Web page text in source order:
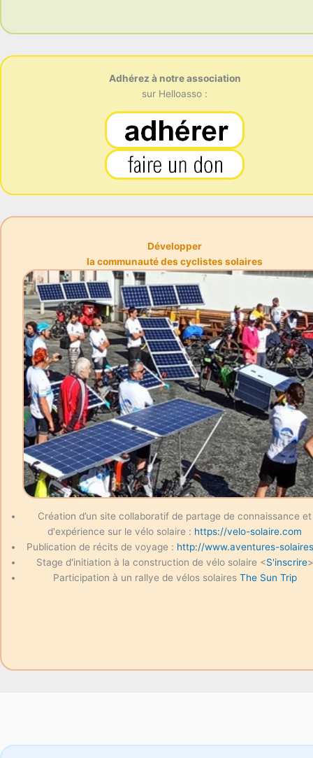
Adhérez à notre association
sur Helloasso :
Développer
la communauté des cyclistes solaires
Création d’un site collaboratif de partage de connaissance et
d'expérience sur le vélo solaire : https://velo-solaire.com
Publication de récits de voyage : http://www.aventures-
Stage d'initiation à la construction de vélo solaire <S'inscrire>
Participation à un rallye de vélos solaires The Sun Trip